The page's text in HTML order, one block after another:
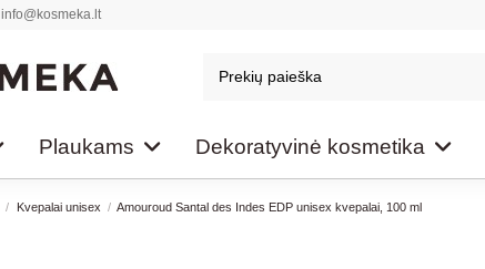
info@kosmeka.lt
Plaukams Dekoratyvinė kosmetika
Kvepalai unisex Amouroud Santal des Indes EDP unisex kvepalai, 100 ml